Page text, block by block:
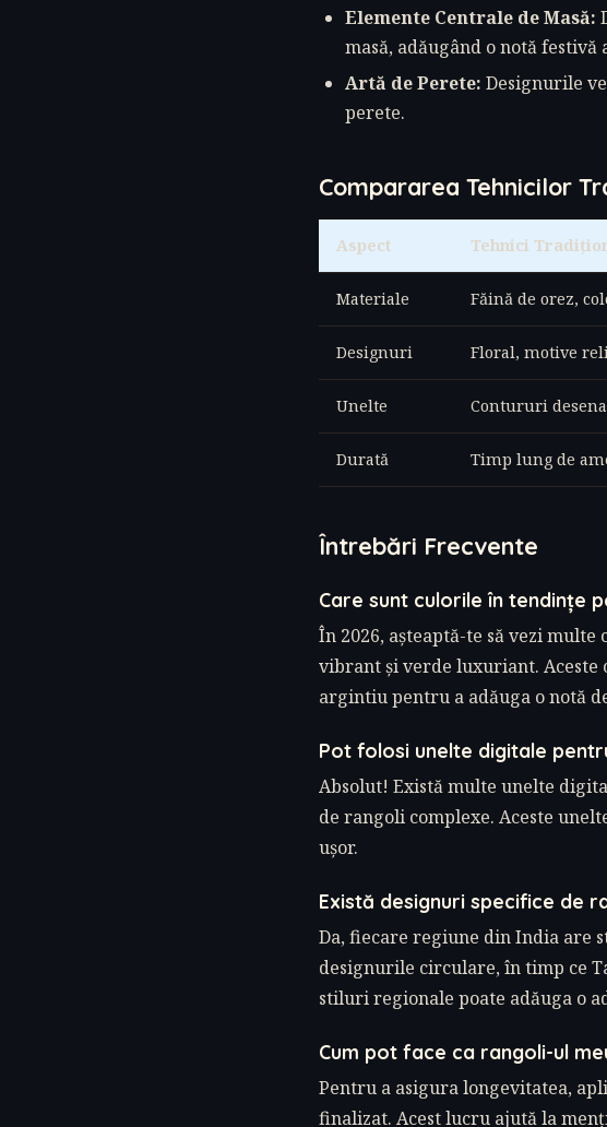
Elemente Centrale de Masă:
masă, adăugând o notă
Artă de Perete: Designurile
perete.
Compararea Tehnicilor
Aspect Tehnici
Materiale Făină de orez,
Designuri Floral, motive
Unelte Contururi
Durată Timp lung de
Întrebări Frecvente
Care sunt culorile în tendințe
În 2026, așteaptă-te să vezi
vibrant și verde luxuriant.
argintiu pentru a adăuga o notă
Pot folosi unelte digitale
Absolut! Există multe unelte
de rangoli complexe. Aceste
ușor.
Există designuri specifice de
Da, fiecare regiune din India are
designurile circulare, în timp ce
stiluri regionale poate adăuga o
Cum pot face ca rangoli-ul
Pentru a asigura longevitatea,
finalizat. Acest lucru ajută la